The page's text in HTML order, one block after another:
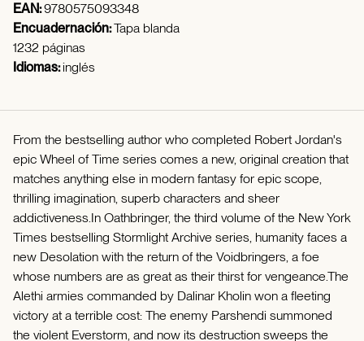
EAN:9780575093348
Encuadernación:Tapa blanda
1232 páginas
Idiomas:inglés
From the bestselling author who completed Robert Jordan's
epic Wheel of Time series comes a new, original creation that
matches anything else in modern fantasy for epic scope,
thrilling imagination, superb characters and sheer
addictiveness.In Oathbringer, the third volume of the New York
Times bestselling Stormlight Archive series, humanity faces a
new Desolation with the return of the Voidbringers, a foe
whose numbers are as great as their thirst for vengeance.The
Alethi armies commanded by Dalinar Kholin won a fleeting
victory at a terrible cost: The enemy Parshendi summoned
the violent Everstorm, and now its destruction sweeps the